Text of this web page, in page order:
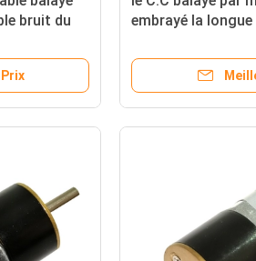
bruit du
embrayé la